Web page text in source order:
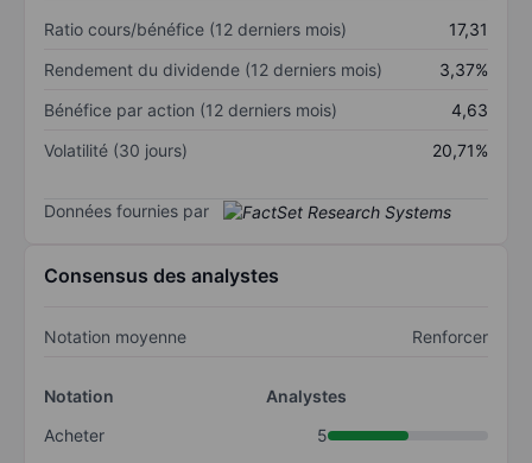
Ratio cours/bénéfice (12 derniers mois)
17,31
Rendement du dividende (12 derniers mois)
3,37%
Bénéfice par action (12 derniers mois)
4,63
Volatilité (30 jours)
20,71%
Données fournies par
Consensus des analystes
Notation moyenne Renforcer
Notation
Analystes
Acheter
5